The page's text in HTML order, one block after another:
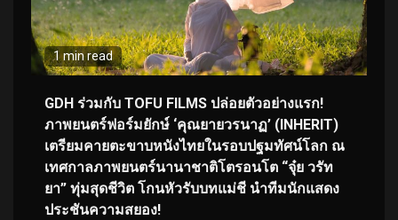
1 min read
GDH ร่วมกับ TOFU FILMS ปล่อยตัวอย่างแรก!
ภาพยนตร์ฟอร์มยักษ์ ‘คุณยายวรนาฏ’ (INHERIT)
เตรียมคายตะขาบหนังไทยในรอบปฐมทัศน์โลก ณ
เทศกาลภาพยนตร์นานาชาติโตรอนโต “จุ๋ย วรัท
ยา” ทุ่มสุดชีวิต โกนหัวรับบทแม่ชี นำทีมนักแสดง
ประชันความสยอง!